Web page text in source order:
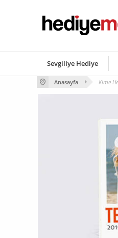
Sevgiliye Hediye
Anasayfa Kime